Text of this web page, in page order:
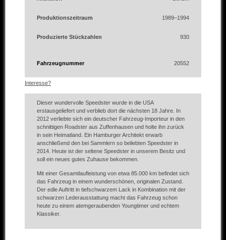
Produktionszeitraum 1989–1994
Produzierte Stückzahlen 930
Fahrzeugnummer 20552
Interesse?
Dieser wundervolle Speedster wurde in die USA
erstausgeliefert und verblieb dort die nächsten 18 Jahre. In
2012 verliebte sich ein deutscher Fahrzeug-Importeur in den
schnittigen Roadster aus Zuffenhausen und holte ihn zurück
in sein Heimatland. Ein Hamburger Architekt erwarb
anschließend den bei Sammlern so beliebten Speedster in
2014. Heute ist der seltene Speedster in unserem Besitz und
soll ein neues gutes Zuhause bekommen.
Mit einer Gesamtlaufleistung von etwa 85.000 km befindet sich
das Fahrzeug in einem wunderschönen, originalen Zustand.
Der edle Auftritt in tiefschwarzem Lack in Kombination mit der
schwarzen Lederausstattung macht das Fahrzeug schon
heute zu einem atemgeraubenden Youngtimer und echtem
Klassiker.